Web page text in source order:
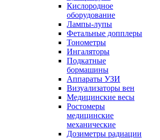
Кислородное
оборудование
Лампы-лупы
Фетальные допплеры
Тонометры
Ингаляторы
Подкатные
бормашины
Аппараты УЗИ
Визуализаторы вен
Медицинские весы
Ростомеры
медицинские
механические
Дозиметры радиации